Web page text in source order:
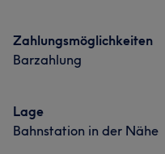
Zahlungsmöglichkeiten
Barzahlung
Lage
Bahnstation in der Nähe